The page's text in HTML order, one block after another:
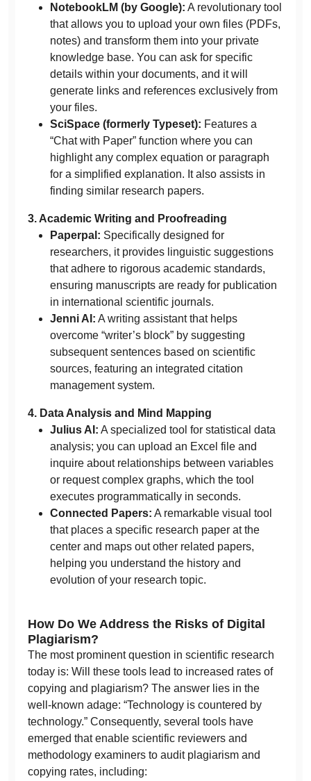
NotebookLM (by Google): A revolutionary tool
that allows you to upload your own files (PDFs,
notes) and transform them into your private
knowledge base. You can ask for specific
details within your documents, and it will
generate links and references exclusively from
your files.
SciSpace (formerly Typeset): Features a
“Chat with Paper” function where you can
highlight any complex equation or paragraph
for a simplified explanation. It also assists in
finding similar research papers.
3. Academic Writing and Proofreading
Paperpal: Specifically designed for
researchers, it provides linguistic suggestions
that adhere to rigorous academic standards,
ensuring manuscripts are ready for publication
in international scientific journals.
Jenni AI: A writing assistant that helps
overcome “writer’s block” by suggesting
subsequent sentences based on scientific
sources, featuring an integrated citation
management system.
4. Data Analysis and Mind Mapping
Julius AI: A specialized tool for statistical data
analysis; you can upload an Excel file and
inquire about relationships between variables
or request complex graphs, which the tool
executes programmatically in seconds.
Connected Papers: A remarkable visual tool
that places a specific research paper at the
center and maps out other related papers,
helping you understand the history and
evolution of your research topic.
How Do We Address the Risks of Digital
Plagiarism?
The most prominent question in scientific research
today is: Will these tools lead to increased rates of
copying and plagiarism? The answer lies in the
well-known adage: “Technology is countered by
technology.” Consequently, several tools have
emerged that enable scientific reviewers and
methodology examiners to audit plagiarism and
copying rates, including: